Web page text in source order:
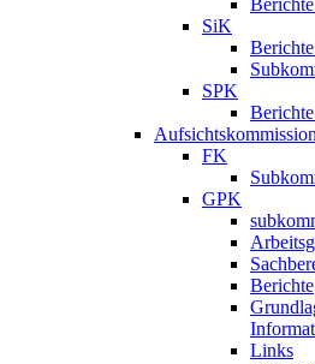
SiK
SPK
FK
GPK
Berichte
Links